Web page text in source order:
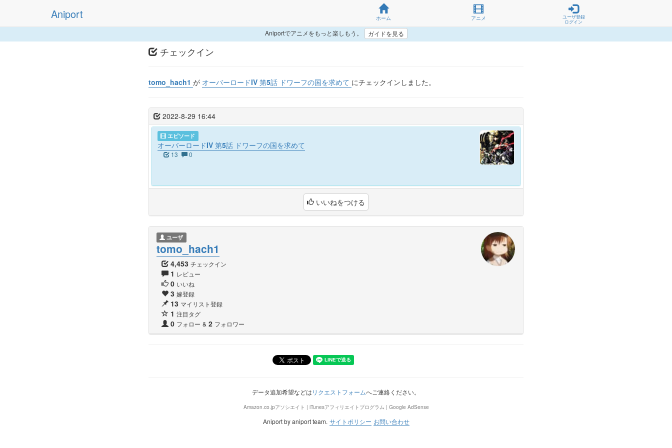
Aniport ホーム アニメ
ユーザ登録
ログイン
Aniportでアニメをもっと楽しもう。 ガイドを見る
チェックイン
tomo_hach1 が オーバーロードIV 第5話 ドワーフの国を求めて にチェックインしました。
2022-8-29 16:44
エピソード
オーバーロードIV 第5話 ドワーフの国を求めて
13 0
いいねをつける
ユーザ
tomo_hach1
4,453 チェックイン
1 レビュー
0 いいね
3 嫁登録
13 マイリスト登録
1 注目タグ
0 フォロー & 2 フォロワー
データ追加希望などはリクエストフォームへご連絡ください。
Amazon.co.jpアソシエイト | iTunesアフィリエイトプログラム | Google AdSense
Aniport by aniport team. サイトポリシー お問い合わせ